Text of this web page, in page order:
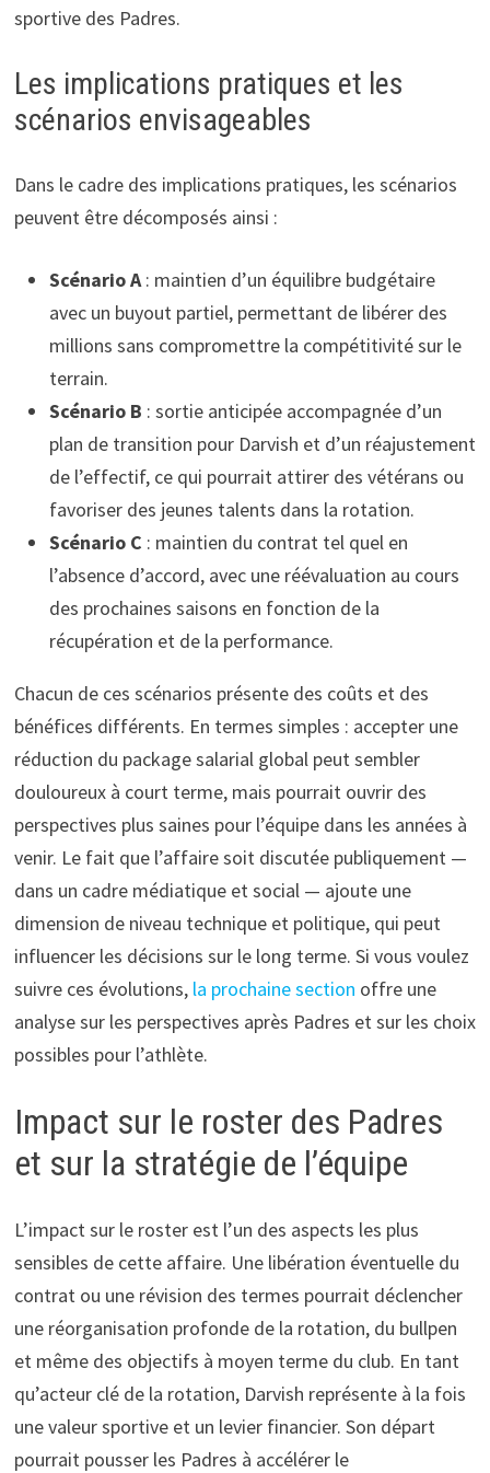
sportive des Padres.
Les implications pratiques et les
scénarios envisageables
Dans le cadre des implications pratiques, les scénarios
peuvent être décomposés ainsi :
Scénario A: maintien d’un équilibre budgétaire
avec un buyout partiel, permettant de libérer des
millions sans compromettre la compétitivité sur le
terrain.
Scénario B : sortie anticipée accompagnée d’un
plan de transition pour Darvish et d’un réajustement
de l’effectif, ce qui pourrait attirer des vétérans ou
favoriser des jeunes talents dans la rotation.
Scénario C : maintien du contrat tel quel en
l’absence d’accord, avec une réévaluation au cours
des prochaines saisons en fonction de la
récupération et de la performance.
Chacun de ces scénarios présente des coûts et des
bénéfices différents. En termes simples : accepter une
réduction du package salarial global peut sembler
douloureux à court terme, mais pourrait ouvrir des
perspectives plus saines pour l’équipe dans les années à
venir. Le fait que l’affaire soit discutée publiquement —
dans un cadre médiatique et social — ajoute une
dimension de niveau technique et politique, qui peut
influencer les décisions sur le long terme. Si vous voulez
suivre ces évolutions, la prochaine section offre une
analyse sur les perspectives après Padres et sur les choix
possibles pour l’athlète.
Impact sur le roster des Padres
et sur la stratégie de l’équipe
L’impact sur le roster est l’un des aspects les plus
sensibles de cette affaire. Une libération éventuelle du
contrat ou une révision des termes pourrait déclencher
une réorganisation profonde de la rotation, du bullpen
et même des objectifs à moyen terme du club. En tant
qu’acteur clé de la rotation, Darvish représente à la fois
une valeur sportive et un levier financier. Son départ
pourrait pousser les Padres à accélérer le